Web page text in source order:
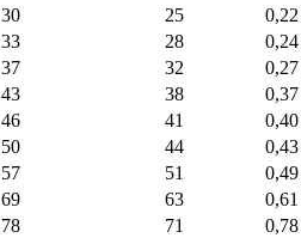
30 25
0,22
33 28
0,24
37 32
0,27
43 38
0,37
46 41
0,40
50 44
0,43
57 51
0,49
69 63
0,61
78 71
0,78